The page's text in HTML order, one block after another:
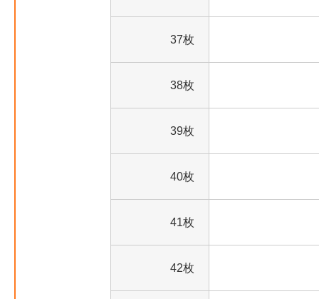
37枚
38枚
39枚
40枚
41枚
42枚